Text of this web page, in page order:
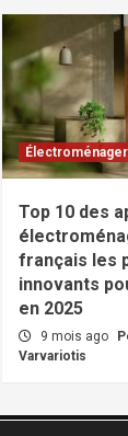
Top 10 des
français les
innovants
en 2025
9 mois ago
Varvariotis